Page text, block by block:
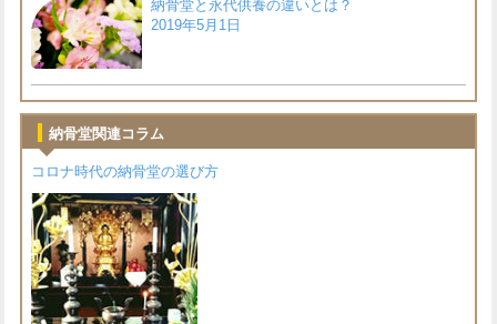
納骨堂と永代供養の違いとは？
2019年5月1日
納骨堂関連コラム
コロナ時代の納骨堂の選び方